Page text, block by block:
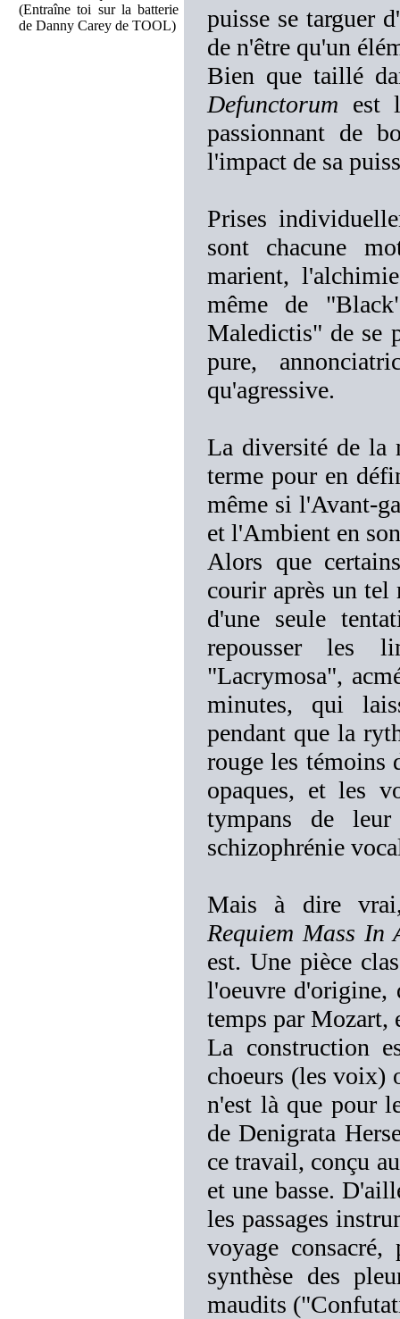
(Entraîne toi sur la batterie
de Danny Carey de TOOL)
puisse se targuer
de n'être qu'un
Bien que taillé
Defunctorum est
passionnant de
l'impact de sa
Prises
sont chacune
marient,
même de
Maledictis" de se
pure,
qu'agressive.
La diversité de la
terme pour en
même si l'Avant-
et l'Ambient en
Alors que
courir après un tel
d'une seule
repousser les
"Lacrymosa",
minutes, qui
pendant que la
rouge les témoins
opaques, et les
tympans de
schizophrénie
Mais à dire
Requiem Mass In
est. Une pièce
l'oeuvre d'origine,
temps par Mozart,
La construction
choeurs (les voix)
n'est là que pour
de Denigrata
ce travail, conçu
et une basse.
les passages
voyage
synthèse des
maudits